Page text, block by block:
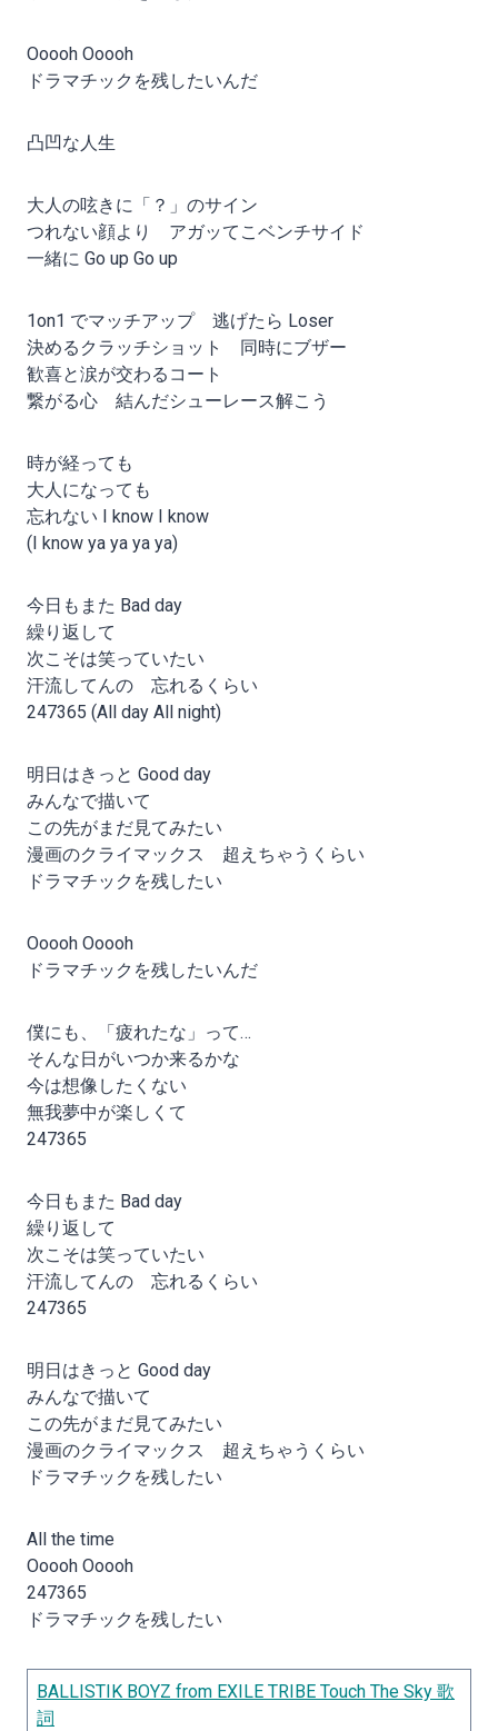
Ooooh Ooooh
ドラマチックを残したいんだ
凸凹な人生
大人の呟きに「？」のサイン
つれない顔より アガッてこベンチサイド
一緒に Go up Go up
1on1 でマッチアップ 逃げたら Loser
決めるクラッチショット 同時にブザー
歓喜と涙が交わるコート
繋がる心 結んだシューレース解こう
時が経っても
大人になっても
忘れない I know I know
(I know ya ya ya ya)
今日もまた Bad day
繰り返して
次こそは笑っていたい
汗流してんの 忘れるくらい
247365 (All day All night)
明日はきっと Good day
みんなで描いて
この先がまだ見てみたい
漫画のクライマックス 超えちゃうくらい
ドラマチックを残したい
Ooooh Ooooh
ドラマチックを残したいんだ
僕にも、「疲れたな」って…
そんな日がいつか来るかな
今は想像したくない
無我夢中が楽しくて
247365
今日もまた Bad day
繰り返して
次こそは笑っていたい
汗流してんの 忘れるくらい
247365
明日はきっと Good day
みんなで描いて
この先がまだ見てみたい
漫画のクライマックス 超えちゃうくらい
ドラマチックを残したい
All the time
Ooooh Ooooh
247365
ドラマチックを残したい
BALLISTIK BOYZ from EXILE TRIBE Touch The Sky 歌
詞